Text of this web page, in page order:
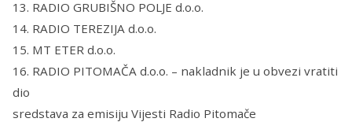
13. RADIO GRUBIŠNO POLJE d.o.o.
14. RADIO TEREZIJA d.o.o.
15. MT ETER d.o.o.
16. RADIO PITOMAČA d.o.o. – nakladnik je u obvezi vratiti
dio
sredstava za emisiju Vijesti Radio Pitomače